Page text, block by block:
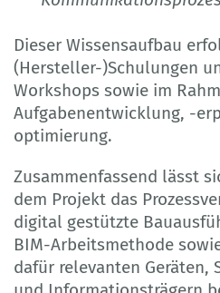
Dieser Wissensaufbau
(Hersteller-)Schulungen
Workshops sowie im
Aufgabenentwicklung, -
optimierung.
Zusammenfassend lässt
dem Projekt das
digital gestützte
BIM-Arbeitsmethode
dafür relevanten Geräten,